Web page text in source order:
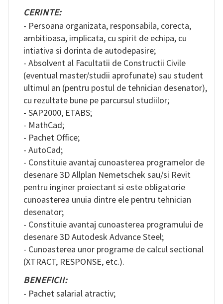
CERINTE:
- Persoana organizata, responsabila, corecta,
ambitioasa, implicata, cu spirit de echipa, cu
intiativa si dorinta de autodepasire;
- Absolvent al Facultatii de Constructii Civile
(eventual master/studii aprofunate) sau student
ultimul an (pentru postul de tehnician desenator),
cu rezultate bune pe parcursul studiilor;
- SAP2000, ETABS;
- MathCad;
- Pachet Office;
- AutoCad;
- Constituie avantaj cunoasterea programelor de
desenare 3D Allplan Nemetschek sau/si Revit
pentru inginer proiectant si este obligatorie
cunoasterea unuia dintre ele pentru tehnician
desenator;
- Constituie avantaj cunoasterea programului de
desenare 3D Autodesk Advance Steel;
- Cunoasterea unor programe de calcul sectional
(XTRACT, RESPONSE, etc.).
BENEFICII:
- Pachet salarial atractiv;